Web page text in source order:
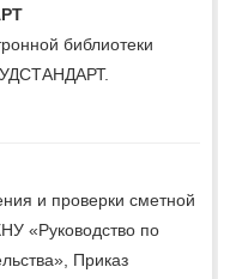
библиотеки
и проверки сметной
«Руководство по
Приказ